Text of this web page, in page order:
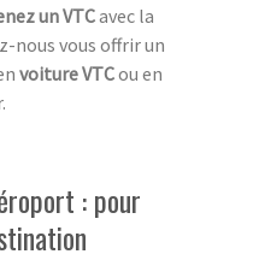
un VTCavec la
nous vous offrir un
voiture VTCou en
: pour